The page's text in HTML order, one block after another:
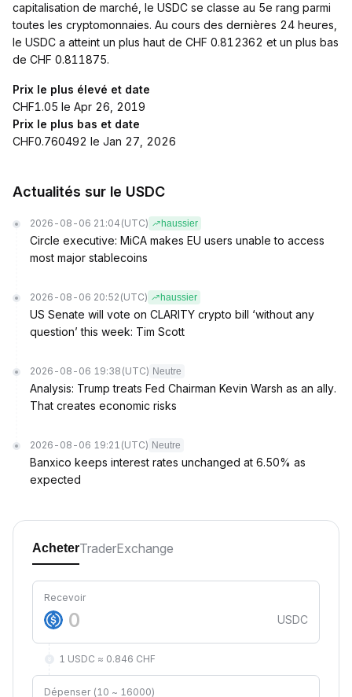
capitalisation de marché, le USDC se classe au 5e rang parmi
toutes les cryptomonnaies. Au cours des dernières 24 heures,
le USDC a atteint un plus haut de CHF 0.812362 et un plus bas
de CHF 0.811875.
Prix le plus élevé et date
CHF1.05 le Apr 26, 2019
Prix le plus bas et date
CHF0.760492 le Jan 27, 2026
Actualités sur le USDC
2026-08-06 21:04 (UTC) haussier
Circle executive: MiCA makes EU users unable to access
most major stablecoins
2026-08-06 20:52 (UTC) haussier
US Senate will vote on CLARITY crypto bill ‘without any
question’ this week: Tim Scott
2026-08-06 19:38 (UTC) Neutre
Analysis: Trump treats Fed Chairman Kevin Warsh as an ally.
That creates economic risks
2026-08-06 19:21 (UTC) Neutre
Banxico keeps interest rates unchanged at 6.50% as
expected
AcheterTraderExchange
Recevoir
USDC
1 USDC ≈ 0.846 CHF
Dépenser (10 ~ 16000)